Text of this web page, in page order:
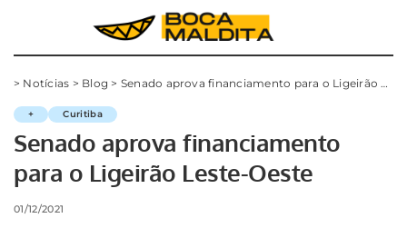
> Notícias > Blog > Senado aprova financiamento para o Ligeirão Leste-Oeste
+ Curitiba
Senado aprova financiamento
para o Ligeirão Leste-Oeste
01/12/2021